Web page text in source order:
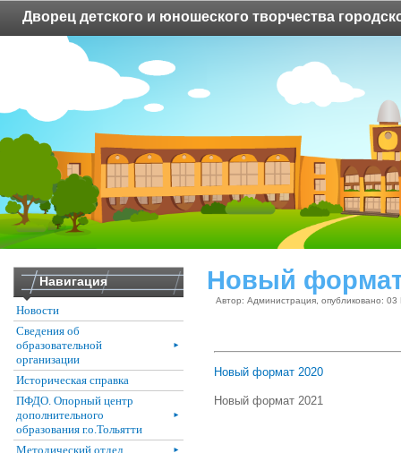
Дворец детского и юношеского творчества
Навигация
Новости
Сведения об
образовательной
организации
►
Историческая справка
ПФДО. Опорный центр
дополнительного
образования г.о.Тольятти
►
Методический отдел ►
Новый
Автор: Администрация, опубликовано:
Новый формат 2020
Новый формат 2021